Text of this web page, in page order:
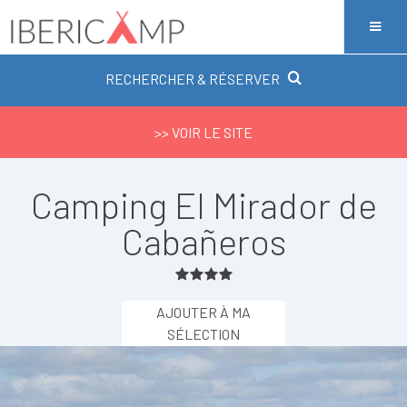
RECHERCHER & RÉSERVER
>> VOIR LE SITE
Camping El Mirador de
Cabañeros
AJOUTER À MA
SÉLECTION